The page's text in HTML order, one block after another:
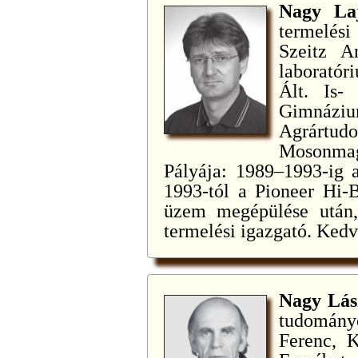
Nagy
Szeitz
Ált. Is-
Pályája: 1989–1993-ig
1993-tól a Pioneer Hi-
üzem megépülése
termelési igazgató.
Nagy
Ferenc,